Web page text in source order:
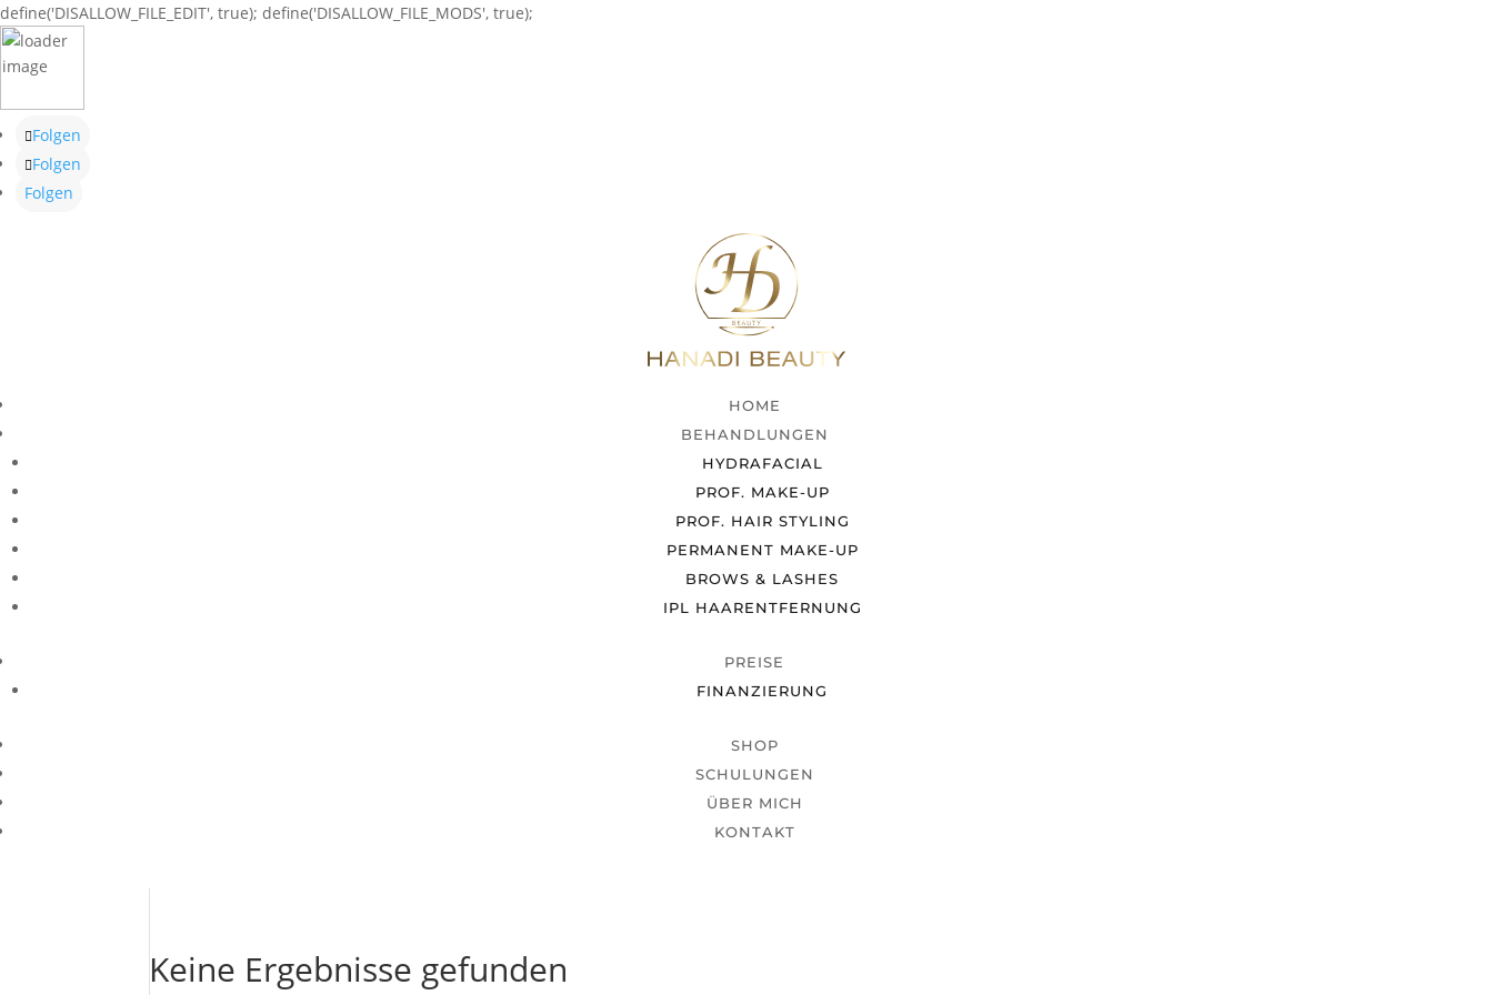
define('DISALLOW_FILE_EDIT', true); define('DISALLOW_FILE_MODS', true);
Folgen
Folgen
Folgen
HOME
BEHANDLUNGEN
HYDRAFACIAL
PROF. MAKE-UP
PROF. HAIR STYLING
PERMANENT MAKE-UP
BROWS & LASHES
IPL HAARENTFERNUNG
PREISE
FINANZIERUNG
SHOP
SCHULUNGEN
ÜBER MICH
KONTAKT
Keine Ergebnisse gefunden